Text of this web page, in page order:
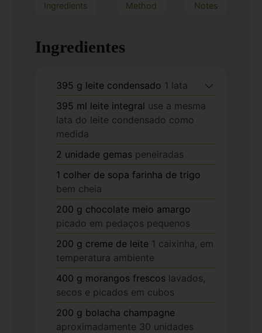
Ingredients Method Notes
Ingredientes
395 g leite condensado 1 lata
395 ml leite integral use a mesma
lata do leite condensado como
medida
2 unidade gemas peneiradas
1 colher de sopa farinha de trigo
bem cheia
200 g chocolate meio amargo
picado em pedaços pequenos
200 g creme de leite 1 caixinha, em
temperatura ambiente
400 g morangos frescos lavados,
secos e picados em cubos
200 g bolacha champagne
aproximadamente 30 unidades